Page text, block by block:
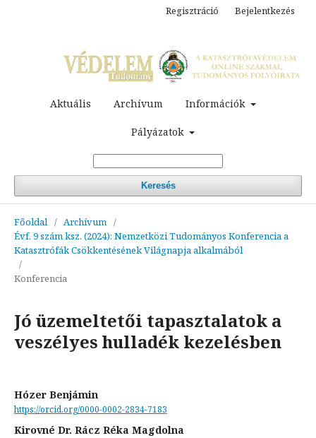
Aktuális Archívum Információk
Pályázatok
Keresés
Regisztráció Bejelentkezés
Főoldal / Archívum
/
Évf. 9 szám ksz. (2024): Nemzetközi Tudományos Konferencia a
Katasztrófák Csökkentésének Világnapja alkalmából
/
Konferencia
Jó üzemeltetői tapasztalatok a
veszélyes hulladék kezelésben
Hózer Benjámin
https://orcid.org/0000-0002-2834-7183
Kirovné Dr. Rácz Réka Magdolna